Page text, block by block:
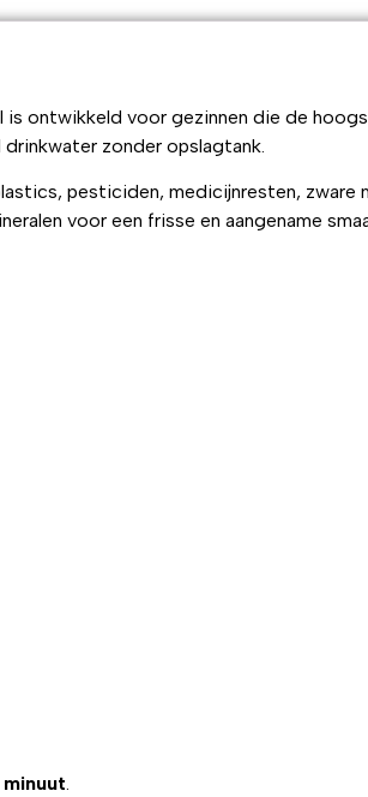
ontwikkeld voor gezinnen die de
zonder opslagtank.
pesticiden, medicijnresten, zware
voor een frisse en aangename
.